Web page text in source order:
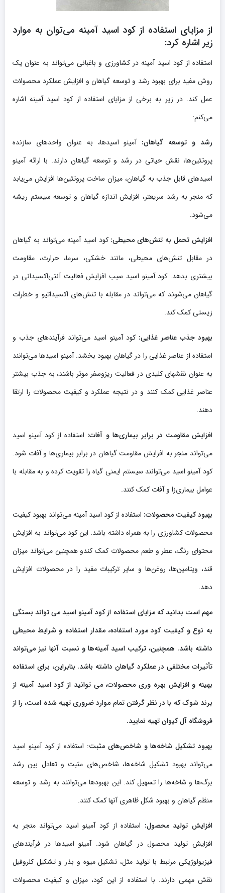
از مزایای استفاده از کود اسید آمینه می‌توان به موارد
زیر اشاره کرد:
استفاده از کود اسید آمینه در کشاورزی و باغبانی می‌تواند به عنوان یک
روش مفید برای بهبود رشد و توسعه گیاهان و افزایش عملکرد محصولات
عمل کند. در زیر به برخی از مزایای استفاده از کود اسید آمینه اشاره
می‌کنم:
رشد و توسعه گیاهان:آمینو اسیدها، به عنوان واحدهای سازنده
پروتئین‌ها، نقش حیاتی در رشد و توسعه گیاهان دارند. با ارائه آمینو
اسیدهای قابل جذب به گیاهان، میزان ساخت پروتئین‌ها افزایش می‌یابد
که منجر به رشد سریعتر، افزایش اندازه گیاهان و توسعه سیستم ریشه
می‌شود.
افزایش تحمل به تنش‌های محیطی: کود اسید آمینه می‌تواند به گیاهان
در مقابل تنش‌های محیطی، مانند خشکی، سرما، حرارت، مقاومت
بیشتری بدهد. کود آمینو اسید سبب افزایش فعالیت آنتی‌اکسیدانی در
گیاهان می‌شوند که می‌تواند در مقابله با تنش‌های اکسیداتیو و خطرات
زیستی کمک کند.
بهبود جذب عناصر غذایی: کود آمینو اسید می‌تواند فرآیندهای جذب و
استفاده از عناصر غذایی را در گیاهان بهبود بخشد. آمینو اسیدها می‌توانند
به عنوان نقشهای کلیدی در فعالیت ریزوسفر موثر باشند، به جذب بیشتر
عناصر غذایی کمک کنند و در نتیجه عملکرد و کیفیت محصولات را ارتقا
دهند.
افزایش مقاومت در برابر بیماری‌ها و آفات: استفاده از کود آمینو اسید
می‌تواند منجر به افزایش مقاومت گیاهان در برابر بیماری‌ها و آفات شود.
کود آمینو اسید می‌توانند سیستم ایمنی گیاه را تقویت کرده و به مقابله با
عوامل بیماری‌زا و آفات کمک کنند.
بهبود کیفیت محصولات: استفاده از کود اسید آمینه می‌تواند بهبود کیفیت
محصولات کشاورزی را به همراه داشته باشد. این کود می‌تواند به افزایش
محتوای رنگ، عطر و طعم محصولات کمک کندو همچنین می‌تواند میزان
قند، ویتامین‌ها، روغن‌ها و سایر ترکیبات مفید را در محصولات افزایش
دهد.
مهم است بدانید که مزایای استفاده از کود آمینو اسید می تواند بستگی
به نوع و کیفیت کود مورد استفاده، مقدار استفاده و شرایط محیطی
داشته باشد. همچنین، ترکیب اسید آمینه‌ها و نسبت آنها نیز می‌تواند
تأثیرات مختلفی در عملکرد گیاهان داشته باشد. بنابراین، برای استفاده
بهینه و افزایش بهره وری محصولات، می توانید از کود اسید آمینه از
برند شوک که با در نظر گرفتن تمام موارد ضروری تهیه شده است، را از
فروشگاه آل کیوان تهیه نمایید.
بهبود تشکیل شاخه‌ها و شاخص‌های مثبت: استفاده از کود آمینو اسید
می‌تواند بهبود تشکیل شاخه‌ها، شاخص‌های مثبت و تعادل بین رشد
برگ‌ها و شاخه‌ها را تسهیل کند. این بهبود‌ها می‌توانند به رشد و توسعه
منظم گیاهان و بهبود شکل ظاهری آنها کمک کنند.
افزایش تولید محصول: استفاده از کود آمینو اسید می‌تواند منجر به
افزایش تولید محصول در گیاهان شود. آمینو اسیدها در فرآیندهای
فیزیولوژیکی مرتبط با تولید مثل، تشکیل میوه و بذر و تشکیل کلروفیل
نقش مهمی دارند. با استفاده از این کود، میزان و کیفیت محصولات